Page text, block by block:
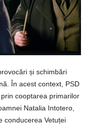
și schimbări
În acest context, PSD
cooptarea primarilor
Natalia Intotero,
conducerea Vetuței